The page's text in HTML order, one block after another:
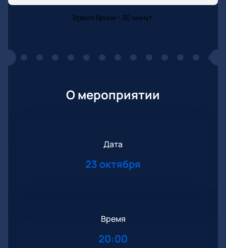
Время брони - 30 минут.
О мероприятии
Дата
23 октября
Время
20:00